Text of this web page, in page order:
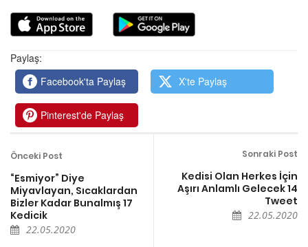
Paylaş:
Facebook'ta Paylaş
X'te Paylaş
Pinterest'de Paylaş
Önceki Post
“Esmiyor” Diye
Miyavlayan, Sıcaklardan
Bizler Kadar Bunalmış 17
Kedicik
22.05.2020
Sonraki Post
Kedisi Olan Herkes İçin
Aşırı Anlamlı Gelecek 14
Tweet
22.05.2020